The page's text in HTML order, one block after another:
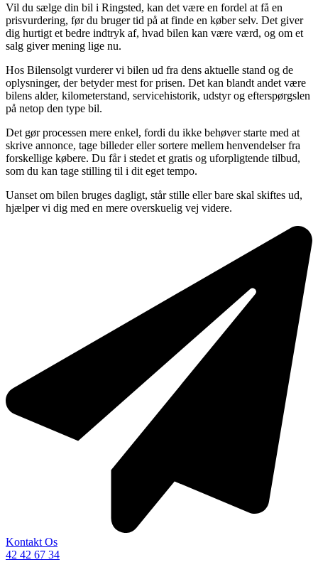
Vil du sælge din bil i Ringsted, kan det være en fordel at få en
prisvurdering, før du bruger tid på at finde en køber selv. Det giver
dig hurtigt et bedre indtryk af, hvad bilen kan være værd, og om et
salg giver mening lige nu.
Hos Bilensolgt vurderer vi bilen ud fra dens aktuelle stand og de
oplysninger, der betyder mest for prisen. Det kan blandt andet være
bilens alder, kilometerstand, servicehistorik, udstyr og efterspørgslen
på netop den type bil.
Det gør processen mere enkel, fordi du ikke behøver starte med at
skrive annonce, tage billeder eller sortere mellem henvendelser fra
forskellige købere. Du får i stedet et gratis og uforpligtende tilbud,
som du kan tage stilling til i dit eget tempo.
Uanset om bilen bruges dagligt, står stille eller bare skal skiftes ud,
hjælper vi dig med en mere overskuelig vej videre.
Kontakt Os
42 42 67 34